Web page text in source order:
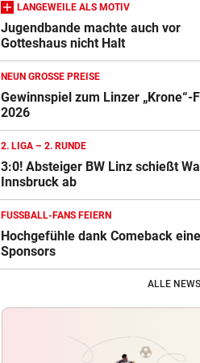
LANGEWEILE ALS MOTIV
Jugendbande machte auch vor
Gotteshaus nicht Halt
NEUN GROSSE PREISE
Gewinnspiel zum Linzer „Krone“-
2026
2. LIGA – 2. RUNDE
3:0! Absteiger BW Linz schießt
Innsbruck ab
FUSSBALL-FANS FEIERN
Hochgefühle dank Comeback
Sponsors
ALLE